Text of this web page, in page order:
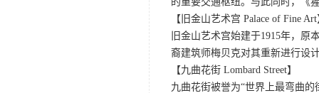
【旧金山艺术宫 Palace of Fine
旧金山艺术宫始建于1915年，
裔建筑师梅贝克对其重新进行设
【九曲花街 Lombard Street】
九曲花街被誉为“世界上最弯曲